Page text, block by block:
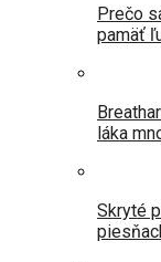
Prečo
pamäť
láka
Skryté